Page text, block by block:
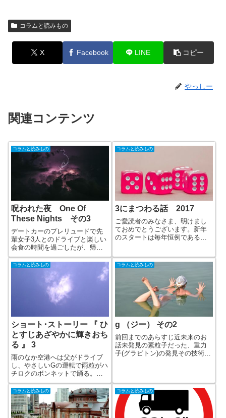
コラムと読みもの
X Facebook LINE コピー
やっしー
関連コンテンツ
コラムと読みもの
呪われた夜 One Of
These Nights その3
デートカーのプレリュードで先
輩女子3人とのドライブと楽しい
会食の時間を過ごしたが、帰り
道のぼくの選曲は滑ってしまっ
た…そして女子トークが始まり
「そういえばさぁ、あの子〇〇
〇」と落ちる時は早いもの…憧
れの彼女の話題が出て、その内
コラムと読みもの
3にまつわる話 2017
ご愛読者のみなさま、明けまし
ておめでとうございます。新年
のスタートは毎年恒例である、1
事で、本年もどうぞよろしくお
願いいたします。1次元や2次元
では表現できない、多様な 3次
コラムと読みもの
ショート･ストーリー 『 ひ
とすじあざやかに輝きおち
る 』 3
雨のなか空港へは父がドライブ
し、やさしいGの運転で雨粒がハ
チロクのボンネットで踊る。
離れ離れになっていた家族の再
開のとき。 人ごみの中から、
ぼくの知らないいかつい感じで
近寄りがたい雰囲気のガイジン
が近寄ってきた・・・
コラムと読みもの
g （ジー） その2
前回までのあらすじ近未来のお
話未発見の素粒子だった、重力
子(グラビトン)の発見その技術を
ものだったけど、このテクノロ
ジーも例外にもれず、コストダ
ウン
コラムと読みもの コラムと読みもの